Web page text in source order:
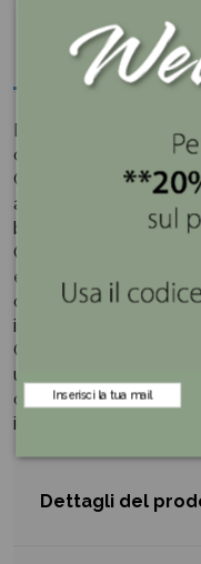
Descrizione
Dai un tocco di
con l'esclusiva
Confezione scatolata
avvolta da un doppio
bianco, ricoperta da
Ogni confetto è
evitare di toccare gli
confetti dal vassoio
in cartone.
Che tu stia
una laurea o
confetti sono pronti a
illumina il tuo evento.
Dettagli del